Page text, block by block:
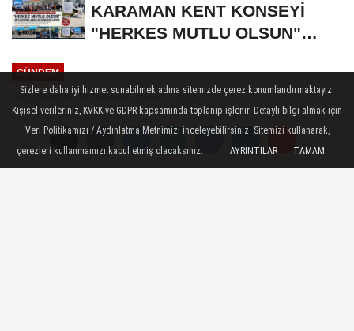
KARAMAN KENT KONSEYİ
"HERKES MUTLU OLSUN"
GÜNÜNE...
GÜNDEM
Yayınlanma: 18 Haziran 2018 - 09:55
Rektör Akgül'den Taziye Mesajı
Sizlere daha iyi hizmet sunabilmek adına sitemizde çerez konumlandırmaktayız.
Kişisel verileriniz, KVKK ve GDPR kapsamında toplanıp işlenir. Detaylı bilgi almak için
Veri Politikamızı / Aydınlatma Metnimizi inceleyebilirsiniz. Sitemizi kullanarak,
çerezleri kullanmamızı kabul etmiş olacaksınız.
AYRINTILAR TAMAM